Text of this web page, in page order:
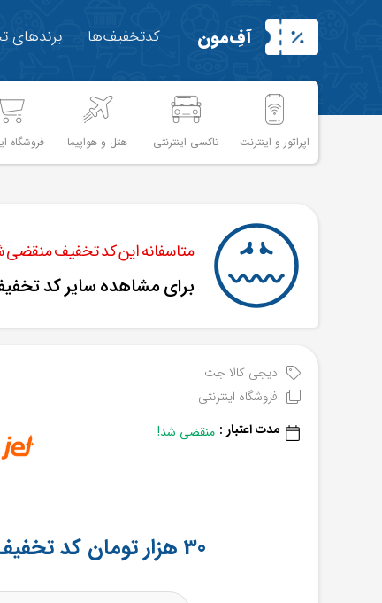
آفِ‌مون کدتخفیف‌ها برندهای
اپراتور و اینترنت تاکسی اینترنتی هتل و هواپیما فروشگاه
متاسفانه این کد تخفیف منقضی
برای مشاهده سایر کد
دیجی کالا جت
فروشگاه اینترنتی
مدت اعتبار : منقضی شد!
30 هزار تومان کد تخفیف خرید اول از دیجی کالا جت